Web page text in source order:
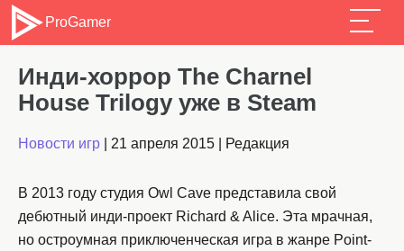
ProGamer
Инди-хоррор The Charnel
House Trilogy уже в Steam
Новости игр 21 апреля 2015 Редакция
В 2013 году студия Owl Cave представила свой
дебютный инди-проект Richard & Alice. Эта мрачная,
но остроумная приключенческая игра в жанре Point-